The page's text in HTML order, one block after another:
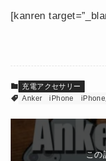
[kanren
充電アクセサリー
Anker
iPhone iPhone
この